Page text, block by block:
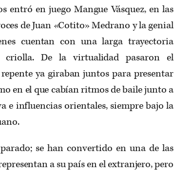
entró en juego Mangue Vásquez, en las
de Juan «Cotito» Medrano y la genial
cuentan con una larga trayectoria
criolla. De la virtualidad pasaron el
ya giraban juntos para presentar
en el que cabían ritmos de baile junto a
e influencias orientales, siempre bajo la
se han convertido en una de las
a su país en el extranjero, pero